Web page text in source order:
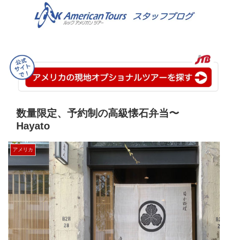
数量限定、予約制の高級懐石弁当〜
Hayato
アメリカ